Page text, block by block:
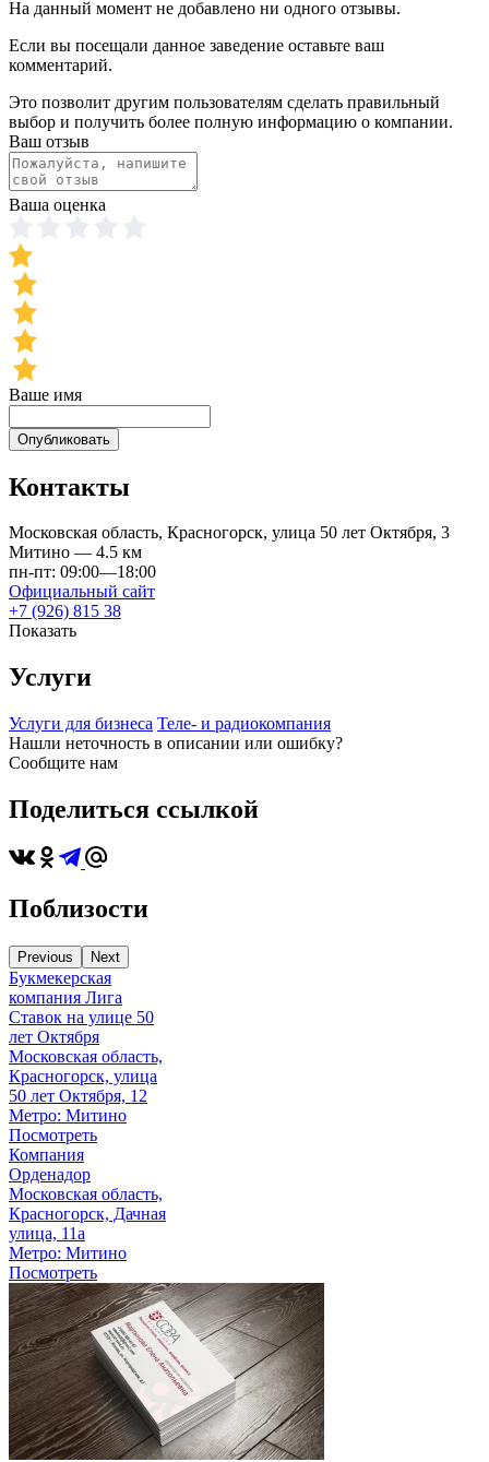
На данный момент не добавлено ни одного отзывы.
Если вы посещали данное заведение оставьте ваш
комментарий.
Это позволит другим пользователям сделать правильный
выбор и получить более полную информацию о компании.
Ваш отзыв
Ваша оценка
Ваше имя
Опубликовать
Контакты
Московская область, Красногорск, улица 50 лет Октября, 3
Митино — 4.5 км
пн-пт: 09:00—18:00
Официальный сайт
+7 (926) 815 38
Показать
Услуги
Услуги для бизнеса Теле- и радиокомпания
Нашли неточность в описании или ошибку?
Сообщите нам
Поделиться ссылкой
Поблизости
Previous Next
Букмекерская
компания Лига
Ставок на улице 50
лет Октября
Московская область,
Красногорск, улица
50 лет Октября, 12
Метро: Митино
Посмотреть
Компания
Орденадор
Московская область,
Красногорск, Дачная
улица, 11а
Метро: Митино
Посмотреть